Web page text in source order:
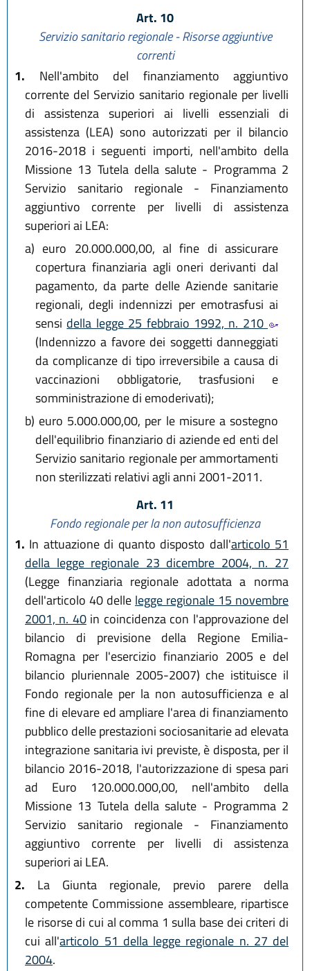
Art. 10
Servizio sanitario regionale - Risorse aggiuntive
correnti
1. Nell'ambito del finanziamento aggiuntivo
corrente del Servizio sanitario regionale per livelli
di assistenza superiori ai livelli essenziali di
assistenza (LEA) sono autorizzati per il bilancio
2016-2018 i seguenti importi, nell'ambito della
Missione 13 Tutela della salute - Programma 2
Servizio sanitario regionale - Finanziamento
aggiuntivo corrente per livelli di assistenza
superiori ai LEA:
a) euro 20.000.000,00, al fine di assicurare
copertura finanziaria agli oneri derivanti dal
pagamento, da parte delle Aziende sanitarie
regionali, degli indennizzi per emotrasfusi ai
sensi della legge 25 febbraio 1992, n. 210
(Indennizzo a favore dei soggetti danneggiati
da complicanze di tipo irreversibile a causa di
vaccinazioni obbligatorie, trasfusioni e
somministrazione di emoderivati);
b) euro 5.000.000,00, per le misure a sostegno
dell'equilibrio finanziario di aziende ed enti del
Servizio sanitario regionale per ammortamenti
non sterilizzati relativi agli anni 2001-2011.
Art. 11
Fondo regionale per la non autosufficienza
1. In attuazione di quanto disposto dall'articolo 51
della legge regionale 23 dicembre 2004, n. 27
(Legge finanziaria regionale adottata a norma
dell'articolo 40 delle legge regionale 15 novembre
2001, n. 40in coincidenza con l'approvazione del
bilancio di previsione della Regione Emilia-
Romagna per l'esercizio finanziario 2005 e del
bilancio pluriennale 2005-2007) che istituisce il
Fondo regionale per la non autosufficienza e al
fine di elevare ed ampliare l'area di finanziamento
pubblico delle prestazioni sociosanitarie ad elevata
integrazione sanitaria ivi previste, è disposta, per il
bilancio 2016-2018, l'autorizzazione di spesa pari
ad Euro 120.000.000,00, nell'ambito della
Missione 13 Tutela della salute - Programma 2
Servizio sanitario regionale - Finanziamento
aggiuntivo corrente per livelli di assistenza
superiori ai LEA.
2. La Giunta regionale, previo parere della
competente Commissione assembleare, ripartisce
le risorse di cui al comma 1 sulla base dei criteri di
cui all'articolo 51 della legge regionale n. 27 del
2004.